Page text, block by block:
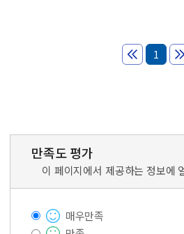
1
만족도 평가
이 페이지에서 제공하는 정보에
매우만족